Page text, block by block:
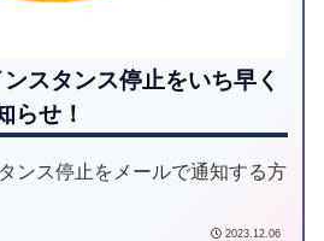
スタンス停止をいち早く
らせ！
ンス停止をメールで通知する方
2023.12.06